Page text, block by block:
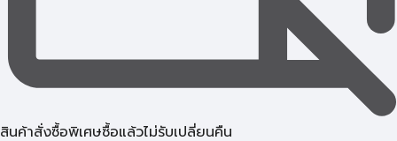
สินค้าสั่งซื้อพิเศษซื้อแล้วไม่รับเปลี่ยนคืน